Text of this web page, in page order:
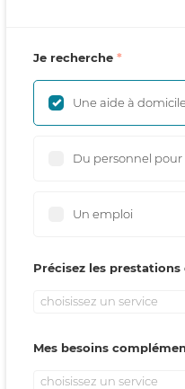
Je recherche
Une aide à domicile
Du personnel
Un emploi
Précisez les
choisissez un service
Mes besoins
choisissez un service